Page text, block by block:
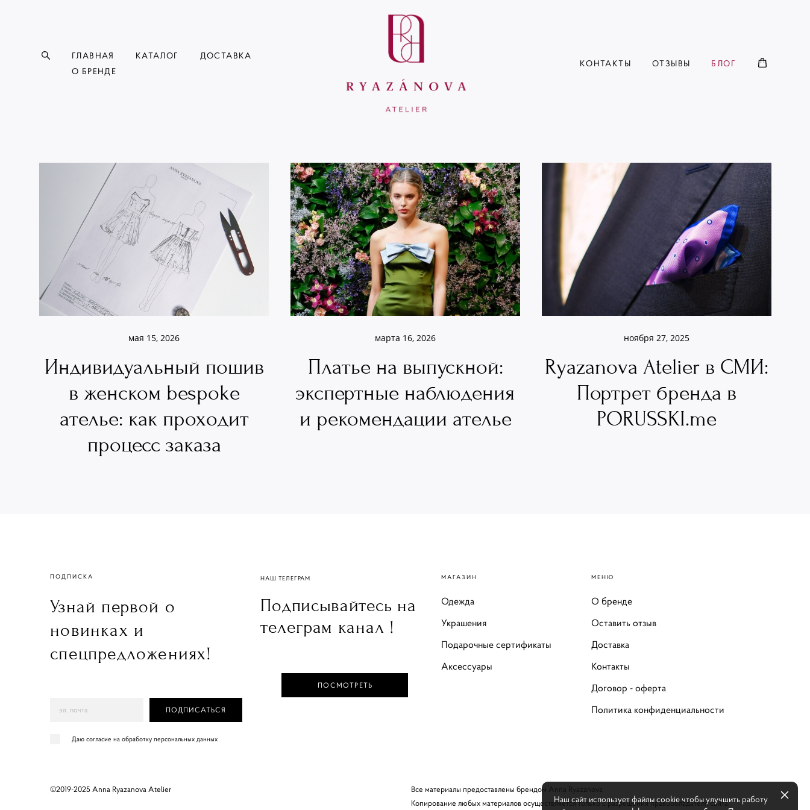
ГЛАВНАЯ КАТАЛОГ
ДОСТАВКА
О БРЕНДЕ
КОНТАКТЫ ОТЗЫВЫ БЛОГ
мая 15, 2026
Индивидуальный пошив
в женском bespoke
ателье: как проходит
процесс заказа
марта 16, 2026
Платье на выпускной:
экспертные наблюдения
и рекомендации ателье
ноября 27, 2025
Ryazanova Atelier в СМИ:
Портрет бренда в
PORUSSKI.me
ПОДПИСКА
Узнай первой о
новинках и
спецпредложениях!
ПОДПИСАТЬСЯ
Даю согласие на обработку персональных данных
НАШ ТЕЛЕГРАМ
Подписывайтесь на
телеграм канал !
ПОСМОТРЕТЬ
МАГАЗИН
Одежда
Украшения
Подарочные сертификаты
Аксессуары
МЕНЮ
О бренде
Оставить отзыв
Доставка
Контакты
Договор - оферта
Политика конфиденциальности
©2019-2025 Anna Ryazanova Atelier
Все материалы предоставлены брендом Anna Ryazanova
Копирование любых материалов осуществляется только с разрешения правообладателя сайта.
Наш сайт использует файлы cookie чтобы улучшить работу